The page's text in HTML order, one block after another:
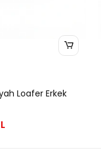
Loafer Erkek